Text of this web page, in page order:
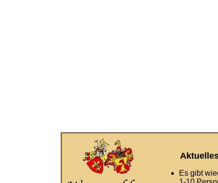
Es gibt